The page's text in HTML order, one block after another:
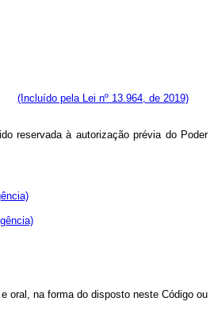
(Incluído pela Lei nº 13.964, de 2019)
reservada à autorização prévia do Poder
oral, na forma do disposto neste Código ou